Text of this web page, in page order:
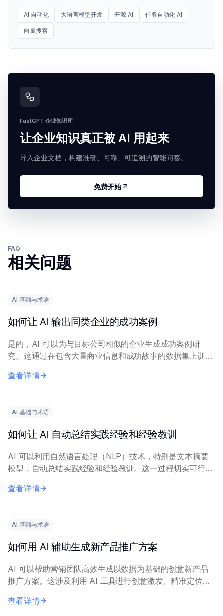
AI 自动化 大语言模型开发 开源 AI 任务自动化 AI
向量搜索
FastGPT 企业知识库
让企业知识真正被 AI 用起来
导入企业文档，构建准确、可靠、可追溯的智能问答。
免费开始
FAQ
相关问题
AI 基础与术语
如何让 AI 输出同类企业的成功案例
是的，AI 可以为与目标公司相似的企业生成成功案例研
究。这通过在包含大量商业信息和成功故事的数据集上训练
AI 提供精确的查询内容，包括具体...
查看详情
AI 基础与术语
如何让 AI 自动总结实践经验和经验教训
AI 可以利用自然语言处理（NLP）技术，特别是文本摘要
模型，自动总结实践经验和经验教训。这一过程切实可行，
晰、完整的输入文本。关键技术包括抽取式...
查看详情
AI 基础与术语
如何用 AI 辅助生成新产品推广方案
AI 可以帮助营销团队高效生成以数据为基础的创意新产品
推广方案。这涉及利用 AI 工具进行创意激发、精准定位和
训练 AI 模型，以生成相关洞察。营...
查看详情